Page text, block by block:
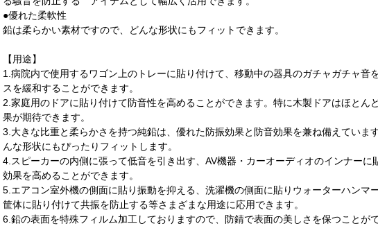
●優れた柔軟性
鉛は柔らかい素材ですので、どんな形状にもフィットできます。
【用途】
1.病院内で使用するワゴン上のトレーに貼り付けて、移動中の器具のガチャガチャ音
スを緩和することができます。
2.家庭用のドアに貼り付けて防音性を高めることができます。特に木製ドアはほとん
果が期待できます。
3.大きな比重と柔らかさを持つ純鉛は、優れた防振効果と防音効果を兼ね備えていま
んな形状にもぴったりフィットします。
4.スピーカーの内側に張って低音を引き出す、AV機器・カーオーディオのインナーに
効果を高めることができます。
5.エアコン室外機の側面に貼り振動を抑える、洗濯機の側面に貼りウォーターハンマ
筐体に貼り付けて共振を防止する等さまざまな用途に応用できます。
6.鉛の表面を特殊フィルム加工しておりますので、防錆で表面の美しさを保つことがで